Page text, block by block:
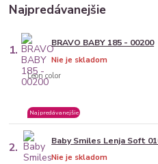
Najpredávanejšie
1. BRAVO BABY 185 - 00200
Leon color
Nie je skladom
Najpredávanejšie
2. Baby Smiles Lenja Soft
Nie je skladom